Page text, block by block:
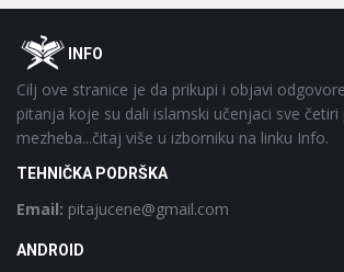
FooterOINFO
Cilj ove stranice je da prikupi i objavi
pitanja koje su dali islamski učenjaci sve četiri
mezheba...čitaj više u izborniku na linku Info.
TEHNIČKA PODRŠKA
Email: pitajucene@gmail.com
ANDROID